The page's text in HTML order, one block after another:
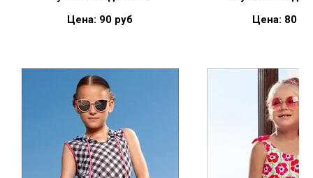
Цена: 90 руб
Цена: 80